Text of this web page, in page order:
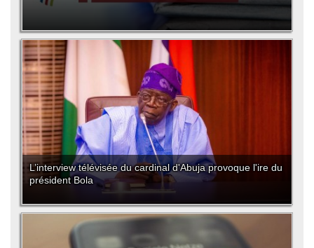
L’interview télévisée du cardinal d'Abuja provoque l'ire du
président Bola